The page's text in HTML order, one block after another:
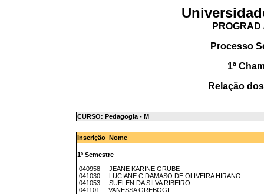
Processo
1ª
Relação
CURSO: Pedagogia - M
Inscrição Nome
1º Semestre
040958 JEANE KARINE GRUBE
041030 LUCIANE C DAMASO DE OLIVEIRA HIRANO
041053 SUELEN DA SILVA RIBEIRO
041101 VANESSA GREBOGI